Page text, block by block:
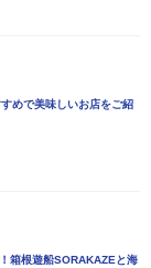
めで美味しいお店をご紹
箱根遊船SORAKAZEと海